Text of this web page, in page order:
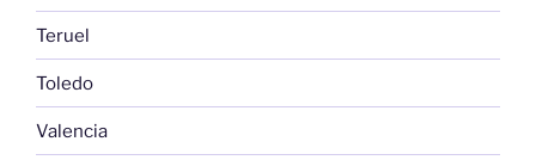
Teruel
Toledo
Valencia